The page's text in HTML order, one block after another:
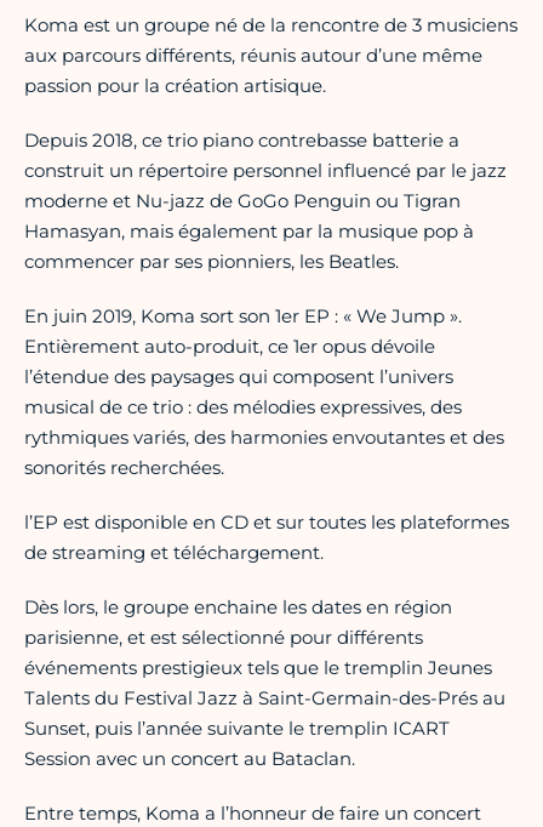
Koma est un groupe né de la rencontre de 3 musiciens
aux parcours différents, réunis autour d’une même
passion pour la création artisique.
Depuis 2018, ce trio piano contrebasse batterie a
construit un répertoire personnel influencé par le jazz
moderne et Nu-jazz de GoGo Penguin ou Tigran
Hamasyan, mais également par la musique pop à
commencer par ses pionniers, les Beatles.
En juin 2019, Koma sort son 1er EP : « We Jump ».
Entièrement auto-produit, ce 1er opus dévoile
l’étendue des paysages qui composent l’univers
musical de ce trio : des mélodies expressives, des
rythmiques variés, des harmonies envoutantes et des
sonorités recherchées.
l’EP est disponible en CD et sur toutes les plateformes
de streaming et téléchargement.
Dès lors, le groupe enchaine les dates en région
parisienne, et est sélectionné pour différents
événements prestigieux tels que le tremplin Jeunes
Talents du Festival Jazz à Saint-Germain-des-Prés au
Sunset, puis l’année suivante le tremplin ICART
Session avec un concert au Bataclan.
Entre temps, Koma a l’honneur de faire un concert